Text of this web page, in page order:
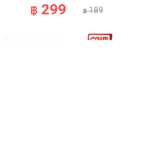
฿ 299 ฿189